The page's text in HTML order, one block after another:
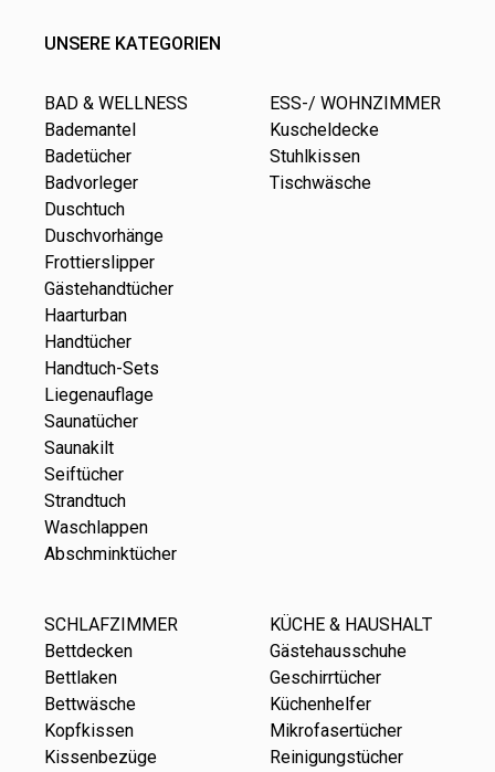
UNSERE KATEGORIEN
BAD & WELLNESS
Bademantel
Badetücher
Badvorleger
Duschtuch
Duschvorhänge
Frottierslipper
Gästehandtücher
Haarturban
Handtücher
Handtuch-Sets
Liegenauflage
Saunatücher
Saunakilt
Seiftücher
Strandtuch
Waschlappen
Abschminktücher
ESS-/ WOHNZIMMER
Kuscheldecke
Stuhlkissen
Tischwäsche
SCHLAFZIMMER
Bettdecken
Bettlaken
Bettwäsche
Kopfkissen
Kissenbezüge
KÜCHE & HAUSHALT
Gästehausschuhe
Geschirrtücher
Küchenhelfer
Mikrofasertücher
Reinigungstücher